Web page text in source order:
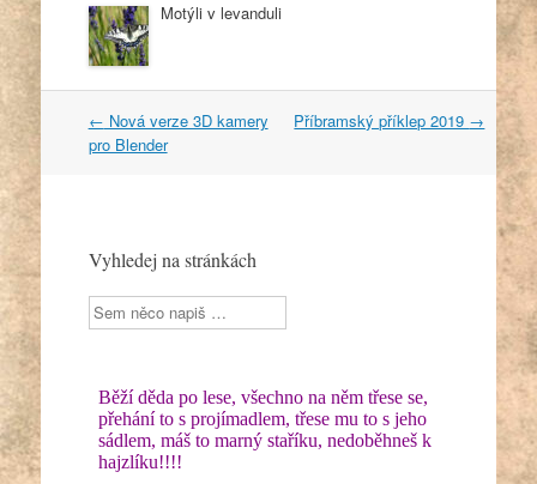
Motýli v levanduli
Post
navigation
← Nová verze 3D kamery
pro Blender
Příbramský příklep 2019 →
Vyhledej na stránkách
Sherlock
Holmes